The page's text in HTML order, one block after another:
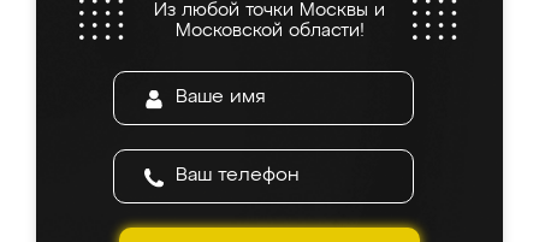
Из любой точки Москвы и
Московской области!